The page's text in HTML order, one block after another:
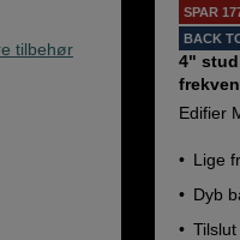
tilbehør
SPAR
BACK
4"
Edifier
Lige
Dyb